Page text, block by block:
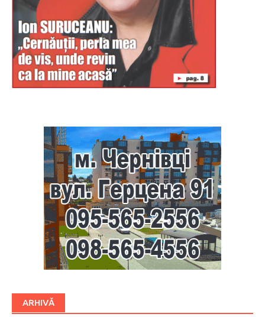
ARHIVĂ